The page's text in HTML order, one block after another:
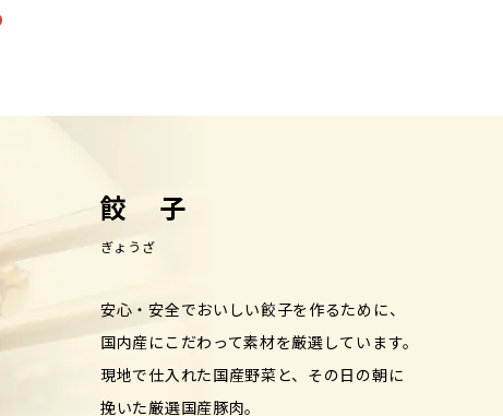
餃 子
ぎょうざ
安心・安全でおいしい餃子を作るために、
国内産にこだわって素材を厳選しています。
現地で仕入れた国産野菜と、その日の朝に
挽いた厳選国産豚肉。